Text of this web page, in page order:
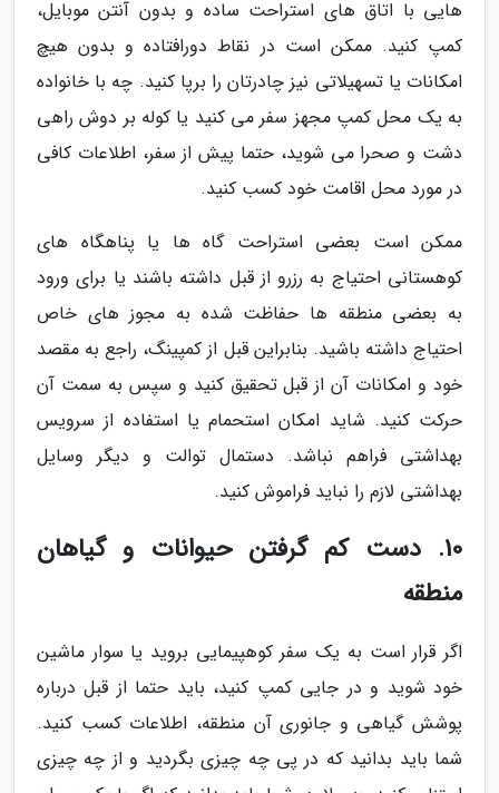
هایی با اتاق های استراحت ساده و بدون آنتن موبایل،
کمپ کنید. ممکن است در نقاط دورافتاده و بدون هیچ
امکانات یا تسهیلاتی نیز چادرتان را برپا کنید. چه با خانواده
به یک محل کمپ مجهز سفر می کنید یا کوله بر دوش راهی
دشت و صحرا می شوید، حتما پیش از سفر، اطلاعات کافی
در مورد محل اقامت خود کسب کنید.
ممکن است بعضی استراحت گاه ها یا پناهگاه های
کوهستانی احتیاج به رزرو از قبل داشته باشند یا برای ورود
به بعضی منطقه ها حفاظت شده به مجوز های خاص
احتیاج داشته باشید. بنابراین قبل از کمپینگ، راجع به مقصد
خود و امکانات آن از قبل تحقیق کنید و سپس به سمت آن
حرکت کنید. شاید امکان استحمام یا استفاده از سرویس
بهداشتی فراهم نباشد. دستمال توالت و دیگر وسایل
بهداشتی لازم را نباید فراموش کنید.
10. دست کم گرفتن حیوانات و گیاهان
منطقه
اگر قرار است به یک سفر کوهپیمایی بروید یا سوار ماشین
خود شوید و در جایی کمپ کنید، باید حتما از قبل درباره
پوشش گیاهی و جانوری آن منطقه، اطلاعات کسب کنید.
شما باید بدانید که در پی چه چیزی بگردید و از چه چیزی